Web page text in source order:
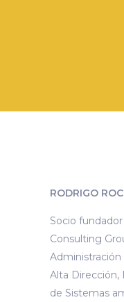
RODRIGO
Socio
Consulting
Administración
Alta Dirección,
de Sistemas